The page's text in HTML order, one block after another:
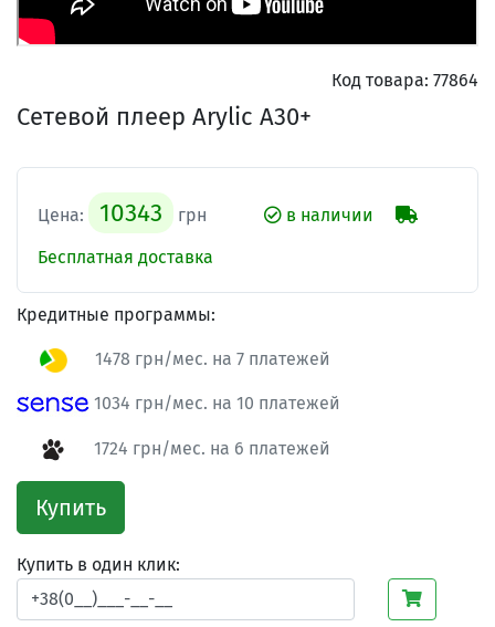
Код товара: 77864
Сетевой плеер Arylic A30+
Цена: 10343 грн
в наличии
Бесплатная доставка
Кредитные программы:
1478 грн/мес. на 7 платежей
1034 грн/мес. на 10 платежей
1724 грн/мес. на 6 платежей
Купить
Купить в один клик: